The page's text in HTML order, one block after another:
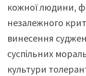
кожної людини,
незалежного
винесення
суспільних
культури